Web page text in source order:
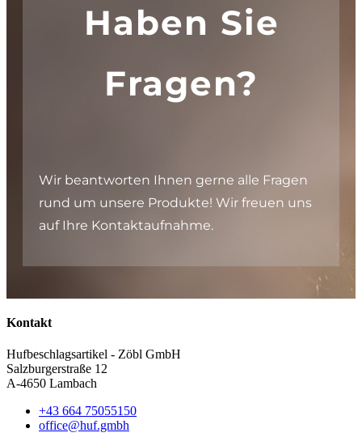
Haben Sie
Fragen?
Wir beantworten Ihnen gerne alle Fragen
rund um unsere Produkte! Wir freuen uns
auf Ihre Kontaktaufnahme.
Kontakt
Hufbeschlagsartikel - Zöbl GmbH
Salzburgerstraße 12
A-4650 Lambach
+43 664 75055150
office@huf.gmbh